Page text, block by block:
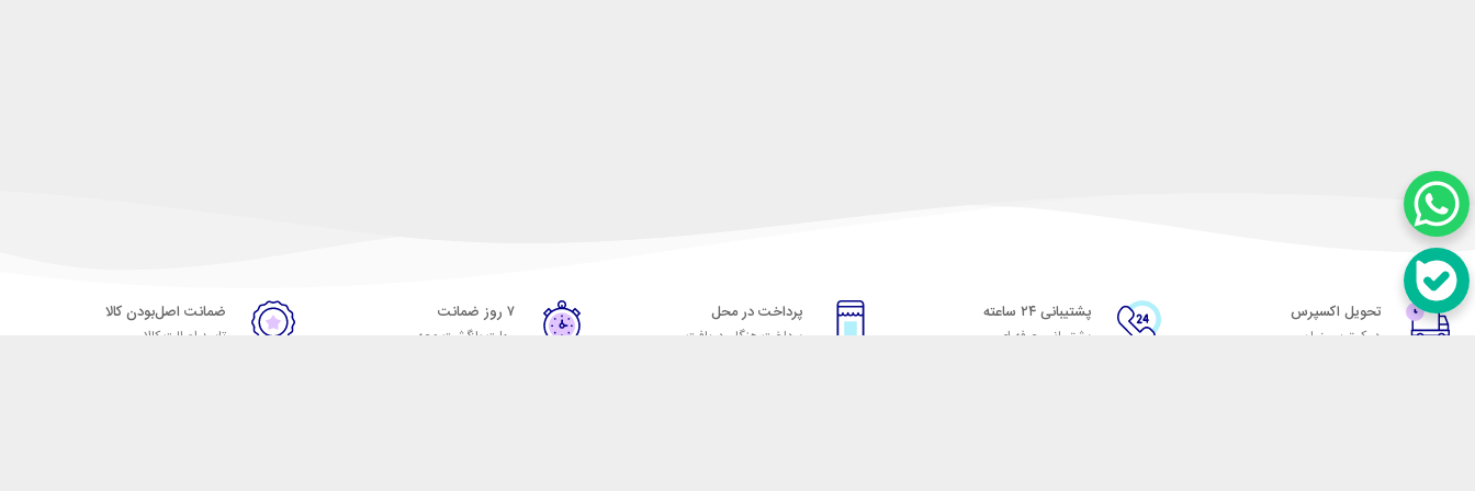
تحویل اکسپرس
در کمترین زمان
پشتیبانی ۲۴ ساعته
پشتیبانی حرفه ای
پرداخت در محل
پرداخت هنگام دریافت
۷ روز ضمانت
مهلت بازگشت وجه
ضمانت اصل‌بودن کالا
تایید اصالت کالا